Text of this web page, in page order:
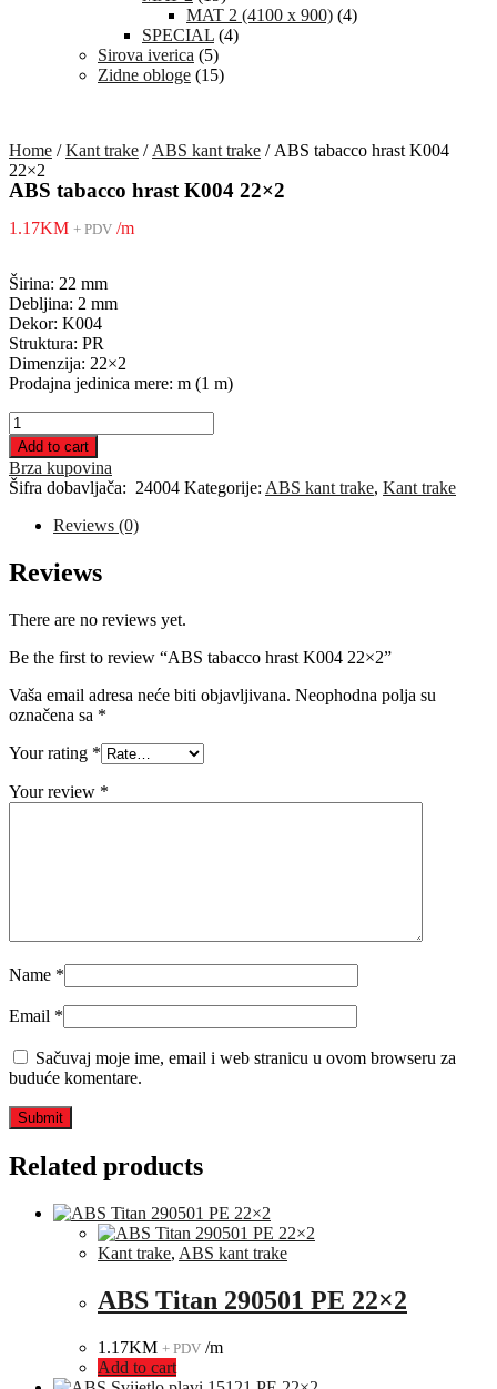
MAT 2 (4100 x 900) (4)
SPECIAL (4)
Sirova iverica (5)
Zidne obloge (15)
Home /Kant trake / ABS kant trake / ABS tabacco hrast K004
22×2
ABS tabacco hrast K004 22×2
1.17KM + PDV /m
Širina: 22 mm
Debljina: 2 mm
Dekor: K004
Struktura: PR
Dimenzija: 22×2
Prodajna jedinica mere: m (1 m)
ABS
tabacco
hrast
K004
22x2
quantity
Add to cart
Brza kupovina
Šifra dobavljača: 24004 Kategorije: ABS kant trake, Kant trake
Reviews (0)
Reviews
There are no reviews yet.
Be the first to review “ABS tabacco hrast K004 22×2”
Vaša email adresa neće biti objavljivana. Neophodna polja su
označena sa *
Your rating *
Your review *
Name *
Email *
Sačuvaj moje ime, email i web stranicu u ovom browseru za
buduće komentare.
Related products
Kant trake, ABS kant trake
ABS Titan 290501 PE 22×2
1.17KM + PDV /m
Add to cart